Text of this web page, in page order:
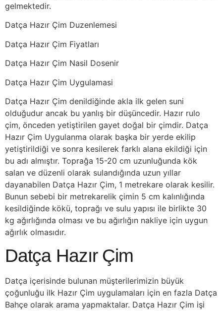
gelmektedir.
Datça Hazır Çim Duzenlemesi
Datça Hazır Çim Fiyatları
Datça Hazır Çim Nasil Dosenir
Datça Hazır Çim Uygulamasi
Datça Hazır Çim denildiğinde akla ilk gelen suni
olduğudur ancak bu yanlış bir düşüncedir. Hazır rulo
çim, önceden yetiştirilen gayet doğal bir çimdir. Datça
Hazır Çim Uygulanma olarak başka bir yerde ekilip
yetiştirildiği ve sonra kesilerek farklı alana ekildiği için
bu adı almıştır. Toprağa 15-20 cm uzunluğunda kök
salan ve düzenli olarak sulandığında uzun yıllar
dayanabilen Datça Hazır Çim, 1 metrekare olarak kesilir.
Bunun sebebi bir metrekarelik çimin 5 cm kalınlığında
kesildiğinde kökü, toprağı ve sulu yapısı ile birlikte 30
kg ağırlığında olması ve bu ağırlığın nakliye için uygun
ağırlık olmasıdır.
Datça Hazır Çim
Datça içerisinde bulunan müşterilerimizin büyük
çoğunluğu ilk Hazır Çim uygulamaları için en fazla Datça
Bahçe olarak arama yapmaktalar. Datça Hazır Çim işi